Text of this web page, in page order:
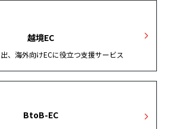
越境EC
、海外向けECに役立つ支援サービス
BtoB-EC